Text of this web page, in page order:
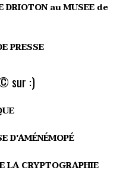
DRIOTON au MUSEE de
PRESSE
© sur :)
D'AMÉNÉMOPÉ
LA CRYPTOGRAPHIE